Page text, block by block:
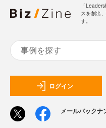
「
スを創出
す。
ログイン
メールバックナ